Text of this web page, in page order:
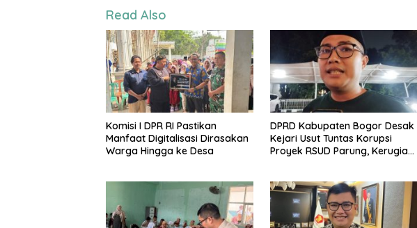
Read Also
Komisi I DPR RI Pastikan
Manfaat Digitalisasi Dirasakan
Warga Hingga ke Desa
DPRD Kabupaten Bogor Desak
Kejari Usut Tuntas Korupsi
Proyek RSUD Parung, Kerugian